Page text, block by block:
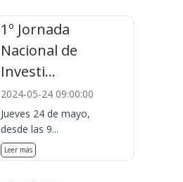
1º Jornada
Nacional de
Investi...
2024-05-24 09:00:00
Jueves 24 de mayo,
desde las 9...
Leer más